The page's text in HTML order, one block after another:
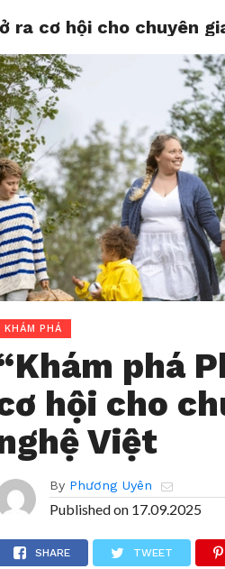
HOME CHIA SẺ
ra cơ hội cho chuyên
KHÁM PHÁ
phá
hội cho
Việt
By Phương Uyên
Published on 17.09.2025
SHARE TWEET